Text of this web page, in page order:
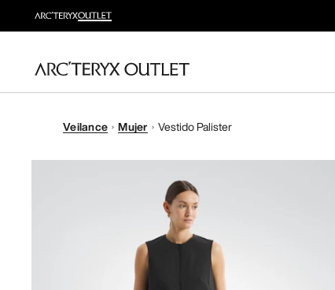
Veilance Mujer Vestido Palister